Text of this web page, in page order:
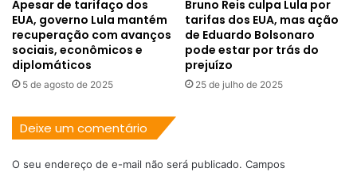
Apesar de tarifaço dos
EUA, governo Lula mantém
recuperação com avanços
sociais, econômicos e
diplomáticos
5 de agosto de 2025
Bruno Reis culpa Lula por
tarifas dos EUA, mas ação
de Eduardo Bolsonaro
pode estar por trás do
prejuízo
25 de julho de 2025
Deixe um comentário
O seu endereço de e-mail não será publicado. Campos